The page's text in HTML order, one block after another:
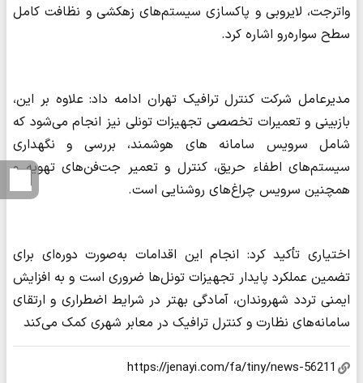
واترجت، لایروبی و پاکسازی سیستم‌های زهکشی و نظافت کامل
سطح سواره‌رو اشاره کرد.
مدیرعامل شرکت کنترل ترافیک تهران ادامه داد: علاوه بر این،
بازبینی و تعمیرات تخصصی تجهیزات تونلی نیز انجام می‌شود که
شامل سرویس سامانه های هوشمند، بررسی و نگهداری
سیستم‌های اطفاء حریق، کنترل و تعمیر جت‌فن‌های تهویه و
همچنین سرویس چراغ‌های روشنایی است.
اختیاری تأکید کرد: انجام این اقدامات به‌صورت دوره‌ای برای
تضمین عملکرد پایدار تجهیزات تونل‌ها ضروری است و به افزایش
ایمنی تردد شهروندان، آمادگی بهتر در شرایط اضطراری و ارتقای
سامانه‌های نظارت و کنترل ترافیک در معابر شهری کمک می‌کند